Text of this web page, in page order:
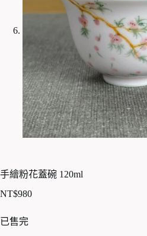
手繪粉花蓋碗 120ml
NT$980
已售完